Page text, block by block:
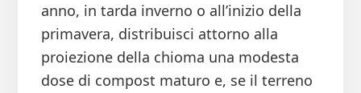
anno, in tarda inverno o all’inizio della
primavera, distribuisci attorno alla
proiezione della chioma una modesta
dose di compost maturo e, se il terreno